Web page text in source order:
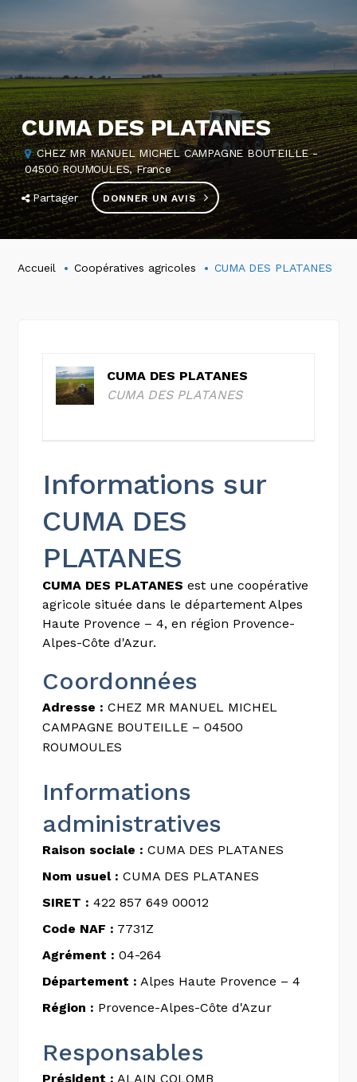
CUMA DES PLATANES
CHEZ MR MANUEL MICHEL CAMPAGNE BOUTEILLE -
04500 ROUMOULES, France
Partager DONNER UN AVIS
Accueil Coopératives agricoles CUMA DES PLATANES
CUMA DES PLATANES
CUMA DES PLATANES
Informations sur
CUMA DES
PLATANES
CUMA DES PLATANES est une coopérative
agricole située dans le département Alpes
Haute Provence – 4, en région Provence-
Alpes-Côte d'Azur.
Coordonnées
Adresse : CHEZ MR MANUEL MICHEL
CAMPAGNE BOUTEILLE – 04500
ROUMOULES
Informations
administratives
Raison sociale : CUMA DES PLATANES
Nom usuel : CUMA DES PLATANES
SIRET : 422 857 649 00012
Code NAF : 7731Z
Agrément : 04-264
Département : Alpes Haute Provence – 4
Région : Provence-Alpes-Côte d'Azur
Responsables
Président : ALAIN COLOMB